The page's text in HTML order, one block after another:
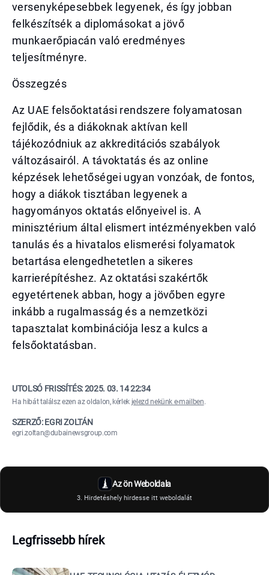
versenyképesebbek legyenek, és így jobban
felkészítsék a diplomásokat a jövő
munkaerőpiacán való eredményes
teljesítményre.
Összegzés
Az UAE felsőoktatási rendszere folyamatosan
fejlődik, és a diákoknak aktívan kell
tájékozódniuk az akkreditációs szabályok
változásairól. A távoktatás és az online
képzések lehetőségei ugyan vonzóak, de fontos,
hogy a diákok tisztában legyenek a
hagyományos oktatás előnyeivel is. A
minisztérium által elismert intézményekben való
tanulás és a hivatalos elismerési folyamatok
betartása elengedhetetlen a sikeres
karrierépítéshez. Az oktatási szakértők
egyetértenek abban, hogy a jövőben egyre
inkább a rugalmasság és a nemzetközi
tapasztalat kombinációja lesz a kulcs a
felsőoktatásban.
UTOLSÓ FRISSÍTÉS:2025. 03. 14 22:34
Ha hibát találsz ezen az oldalon, kérlek jelezd nekünk e-mailben.
SZERZŐ: EGRI ZOLTÁN
egri.zoltan@dubainewsgroup.com
Az ön Weboldala
3. Hirdetéshely hirdesse itt weboldalát
Legfrissebb hírek